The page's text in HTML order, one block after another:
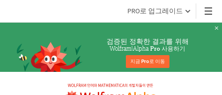
PRO로 업그레이드
검증된 정확한 결과를 위해
Wolfram|Alpha Pro 사용하기
지금 Pro로 이동